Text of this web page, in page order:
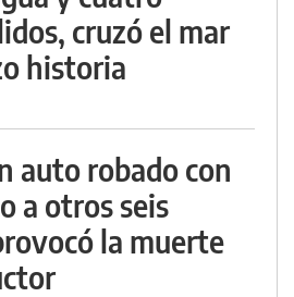
cruzó el mar
historia
auto robado con
a otros seis
la muerte